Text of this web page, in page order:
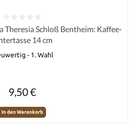
von 0 von 5 Sternen
Schloß Bentheim: Kaffee-
14 cm
- 1. Wahl
9,50 €
In den Warenkorb